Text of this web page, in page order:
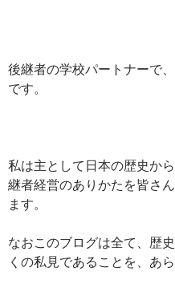
後継者の学校パートナーで
です。
私は主として日本の歴史か
継者経営のありかたを皆さ
ます。
なおこのブログは全て、歴
くの私見であることを、あ